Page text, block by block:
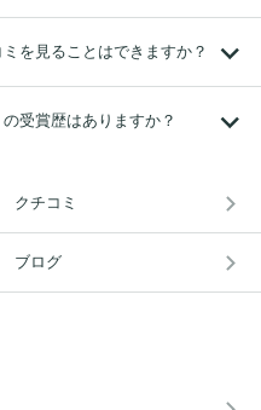
を見ることはできますか？
受賞歴はありますか？
クチコミ
ブログ